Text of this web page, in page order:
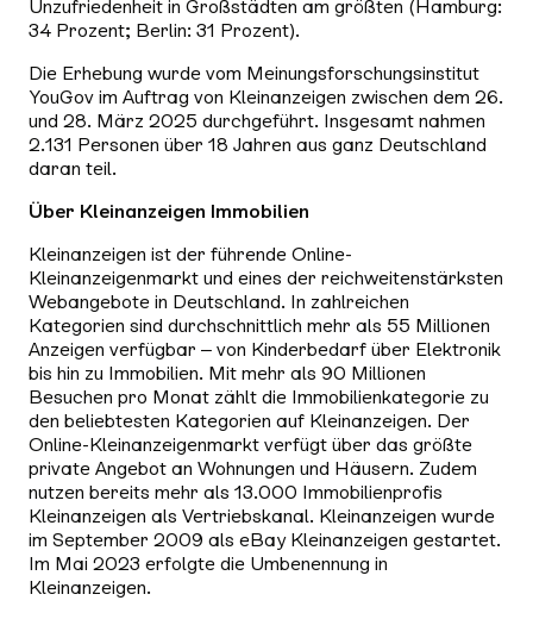
Unzufriedenheit in Großstädten am größten (Hamburg:
34 Prozent; Berlin: 31 Prozent).
Die Erhebung wurde vom Meinungsforschungsinstitut
YouGov im Auftrag von Kleinanzeigen zwischen dem 26.
und 28. März 2025 durchgeführt. Insgesamt nahmen
2.131 Personen über 18 Jahren aus ganz Deutschland
daran teil.
Über Kleinanzeigen Immobilien
Kleinanzeigen ist der führende Online-
Kleinanzeigenmarkt und eines der reichweitenstärksten
Webangebote in Deutschland. In zahlreichen
Kategorien sind durchschnittlich mehr als 55 Millionen
Anzeigen verfügbar – von Kinderbedarf über Elektronik
bis hin zu Immobilien. Mit mehr als 90 Millionen
Besuchen pro Monat zählt die Immobilienkategorie zu
den beliebtesten Kategorien auf Kleinanzeigen. Der
Online-Kleinanzeigenmarkt verfügt über das größte
private Angebot an Wohnungen und Häusern. Zudem
nutzen bereits mehr als 13.000 Immobilienprofis
Kleinanzeigen als Vertriebskanal. Kleinanzeigen wurde
im September 2009 als eBay Kleinanzeigen gestartet.
Im Mai 2023 erfolgte die Umbenennung in
Kleinanzeigen.